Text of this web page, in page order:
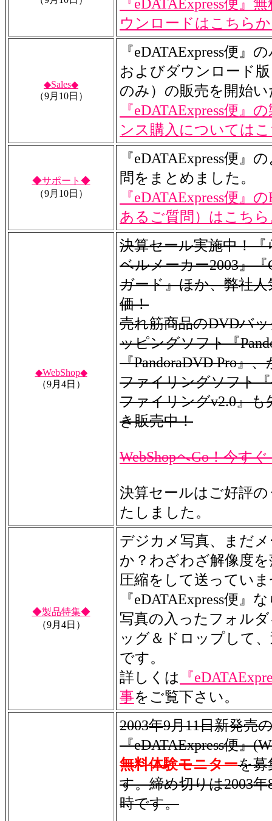
『eDATAExpress便』
ウンロードはこちら
◆Sales◆
（9月10日）
『eDATAExpress便』
およびダウンロード
のみ）の販売を開始
『eDATAExpress便』
ンス購入については
◆サポート◆
（9月10日）
『eDATAExpress便』
問をまとめました。
『eDATAExpress便』
あるご質問）はこち
◆WebShop◆
（9月4日）
決算セール実施中！
ベルメーカー2003』
ガード』ほか、弊社人
価！
売れ筋商品のDVDバ
ッピングソフト『
『PandoraDVD Pro』
ファイリングソフト
ファイリングv2.0』も
き販売中！
WebShopへGo！今す
決算セールはご好評
たしました。
◆製品特集◆
（9月4日）
デジカメ写真、まだ
か？わざわざ解像度
圧縮をして送ってい
『eDATAExpress便』
写真の入ったフォル
ッグ＆ドロップして
です。
詳しくは
『
事をご覧下さい。
2003年9月11日新発売
『eDATAExpress便』
無料体験モニターを募
す。締め切りは2003年
時です。